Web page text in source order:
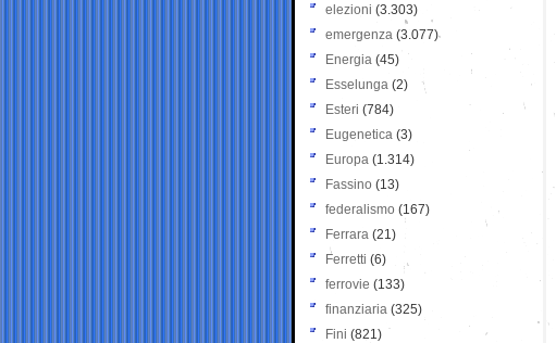
elezioni (3.303)
emergenza (3.077)
Energia (45)
Esselunga (2)
Esteri (784)
Eugenetica (3)
Europa (1.314)
Fassino (13)
federalismo (167)
Ferrara (21)
Ferretti (6)
ferrovie (133)
finanziaria (325)
Fini (821)